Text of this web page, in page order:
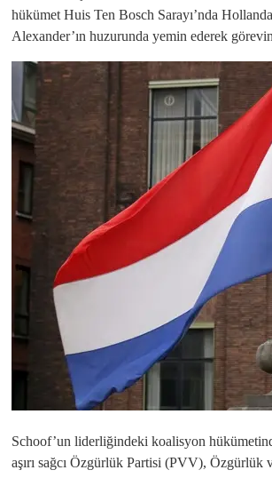
hükümet Huis Ten Bosch Sarayı’nda
Alexander’ın huzurunda yemin ederek
Schoof’un liderliğindeki koalisyon
aşırı sağcı Özgürlük Partisi (PVV), Özgürlük